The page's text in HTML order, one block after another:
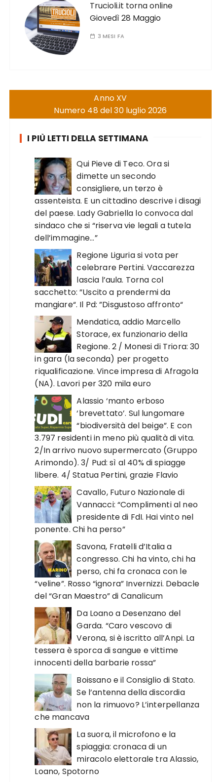
Trucioli.it torna online
Giovedì 28 Maggio
3 MESI FA
Anno XV
Numero 48 del 30 luglio 2026
I PIÙ LETTI DELLA SETTIMANA
Qui Pieve di Teco. Ora si
dimette un secondo
consigliere, un terzo è
assenteista. E un cittadino descrive i disagi
del paese. Lady Gabriella lo convoca dal
sindaco che si “riserva vie legali a tutela
dell’immagine…”
Regione Liguria si vota per
celebrare Pertini. Vaccarezza
lascia l’aula. Torna col
sacchetto: ”Uscito a prendermi da
mangiare“. Il Pd: ”Disgustoso affronto“
Mendatica, addio Marcello
Storace, ex funzionario della
Regione. 2 / Monesi di Triora: 30
in gara (la seconda) per progetto
riqualificazione. Vince impresa di Afragola
(NA). Lavori per 320 mila euro
Alassio ‘manto erboso
‘brevettato’. Sul lungomare
“biodiversità del beige”. E con
3.797 residenti in meno più qualità di vita.
2/In arrivo nuovo supermercato (Gruppo
Arimondo). 3/ Pud: sì al 40% di spiagge
libere. 4/ Statua Pertini, grazie Flavio
Cavallo, Futuro Nazionale di
Vannacci: “Complimenti al neo
presidente di FdI. Hai vinto nel
ponente. Chi ha perso”
Savona, Fratelli d’Italia a
congresso. Chi ha vinto, chi ha
perso, chi fa cronaca con le
“veline”. Rosso “ignora” Invernizzi. Debacle
del “Gran Maestro” di Canalicum
Da Loano a Desenzano del
Garda. “Caro vescovo di
Verona, si è iscritto all’Anpi. La
tessera è sporca di sangue e vittime
innocenti della barbarie rossa”
Boissano e il Consiglio di Stato.
Se l’antenna della discordia
non la rimuovo? L’interpellanza
che mancava
La suora, il microfono e la
spiaggia: cronaca di un
miracolo elettorale tra Alassio,
Loano, Spotorno